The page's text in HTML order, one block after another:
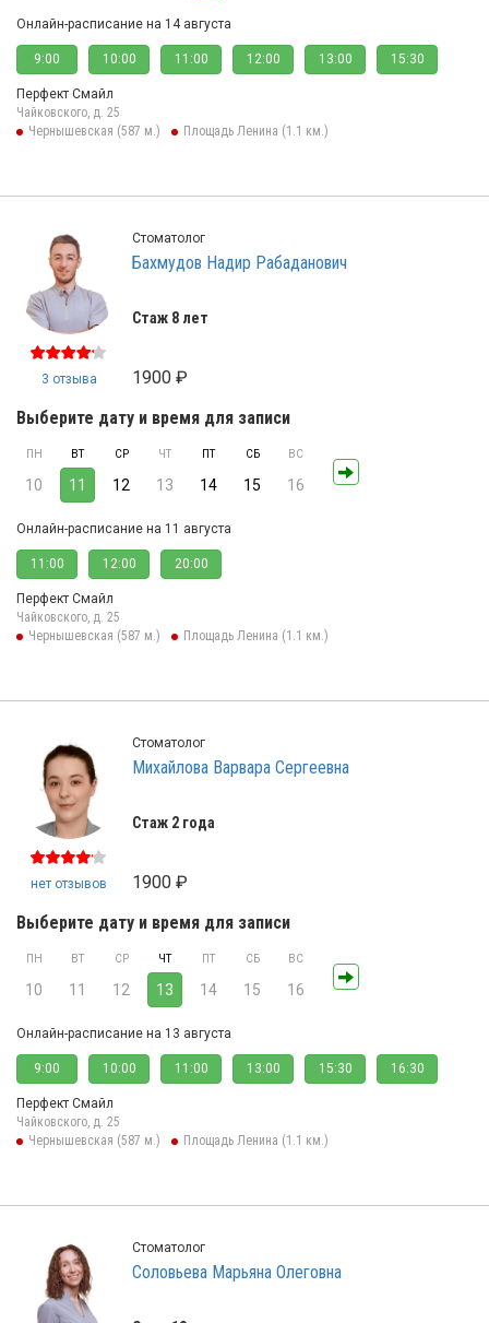
Онлайн-расписание на 14 августа
9:00 10:00 11:00 12:00 13:00 15:30
Перфект Смайл
Чайковского, д. 25
Чернышевская (587 м.)
Площадь Ленина (1.1 км.)
3 отзыва
Стоматолог
Бахмудов Надир Рабаданович
Стаж 8 лет
1900 ₽
Выберите дату и время для записи
ПН
10
ВТ
11
СР
12
ЧТ
13
ПТ
14
СБ
15
ВС
16
Онлайн-расписание на 11 августа
11:00 12:00 20:00
Перфект Смайл
Чайковского, д. 25
Чернышевская (587 м.)
Площадь Ленина (1.1 км.)
нет отзывов
Стоматолог
Михайлова Варвара Сергеевна
Стаж 2 года
1900 ₽
Выберите дату и время для записи
ПН
10
ВТ
11
СР
12
ЧТ
13
ПТ
14
СБ
15
ВС
16
Онлайн-расписание на 13 августа
9:00 10:00 11:00 13:00 15:30 16:30
Перфект Смайл
Чайковского, д. 25
Чернышевская (587 м.)
Площадь Ленина (1.1 км.)
Стоматолог
Соловьева Марьяна Олеговна